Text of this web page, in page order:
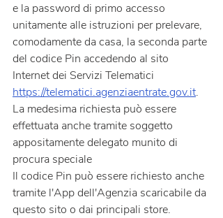
e la password di primo accesso
unitamente alle istruzioni per prelevare,
comodamente da casa, la seconda parte
del codice Pin accedendo al sito
Internet dei Servizi Telematici
https://telematici.agenziaentrate.gov.it.
La medesima richiesta può essere
effettuata anche tramite soggetto
appositamente delegato munito di
procura speciale
Il codice Pin può essere richiesto anche
tramite l'App dell'Agenzia scaricabile da
questo sito o dai principali store.